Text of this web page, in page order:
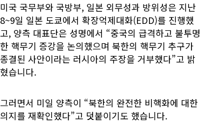
미국 국무부와 국방부, 일본 외무성과 방위성은 지난
8~9일 일본 도쿄에서 확장억제대화(EDD)를 진행했
고, 양측 대표단은 성명에서 “중국의 급격하고 불투명
한 핵무기 증강을 논의했으며 북한의 핵무기 추구가
종결된 사안이라는 러시아의 주장을 거부했다”고 밝
혔습니다.
그러면서 미일 양측이 “북한의 완전한 비핵화에 대한
의지를 재확인했다”고 덧붙이기도 했습니다.